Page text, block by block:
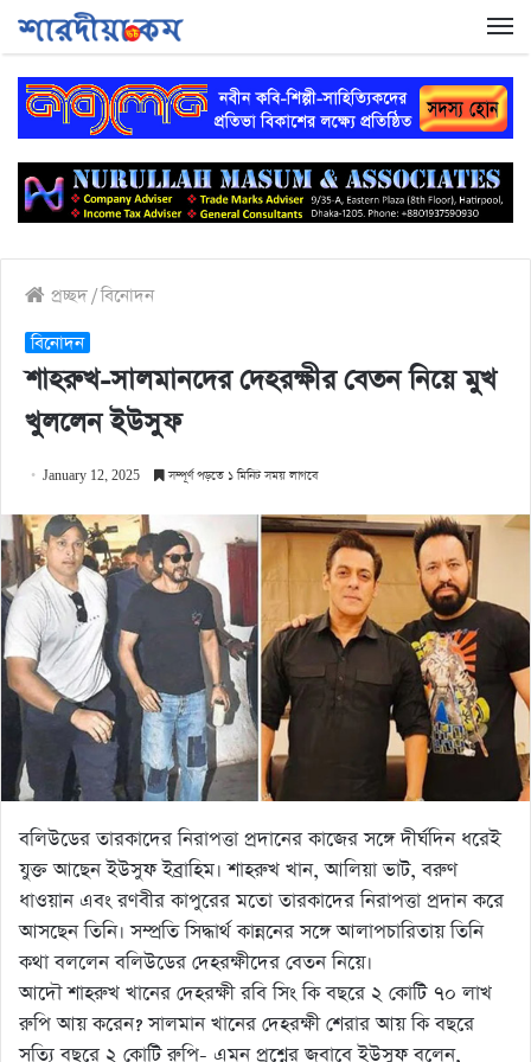
প্রচ্ছদ/বিনোদন
বিনোদন
শাহরুখ-সালমানদের দেহরক্ষীর বেতন নিয়ে মুখ
খুললেন ইউসুফ
January 12, 2025 সম্পূর্ণ পড়তে ১ মিনিট সময় লাগবে
বলিউডের তারকাদের নিরাপত্তা প্রদানের কাজের সঙ্গে দীর্ঘদিন ধরেই
যুক্ত আছেন ইউসুফ ইব্রাহিম। শাহরুখ খান, আলিয়া ভাট, বরুণ
ধাওয়ান এবং রণবীর কাপুরের মতো তারকাদের নিরাপত্তা প্রদান করে
আসছেন তিনি। সম্প্রতি সিদ্ধার্থ কান্ননের সঙ্গে আলাপচারিতায় তিনি
কথা বললেন বলিউডের দেহরক্ষীদের বেতন নিয়ে।
আদৌ শাহরুখ খানের দেহরক্ষী রবি সিং কি বছরে ২ কোটি ৭০ লাখ
রুপি আয় করেন? সালমান খানের দেহরক্ষী শেরার আয় কি বছরে
সত্যি বছরে ২ কোটি রুপি- এমন প্রশ্নের জবাবে ইউসুফ বলেন,